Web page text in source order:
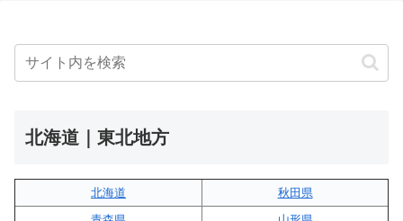
北海道｜東北地方
北海道
秋田県